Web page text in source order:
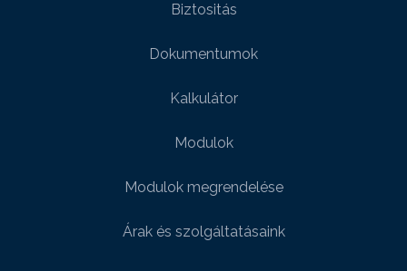
Biztositás
Dokumentumok
Kalkulátor
Modulok
Modulok megrendelése
Árak és szolgáltatásaink